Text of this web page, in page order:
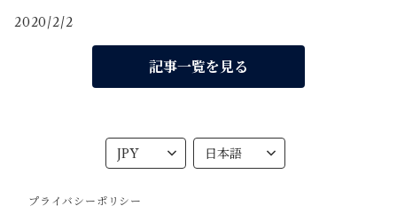
2020/2/2
記事一覧を見る
プライバシーポリシー